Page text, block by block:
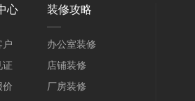
心
户
证
价
装修攻略
办公室装修
店铺装修
厂房装修